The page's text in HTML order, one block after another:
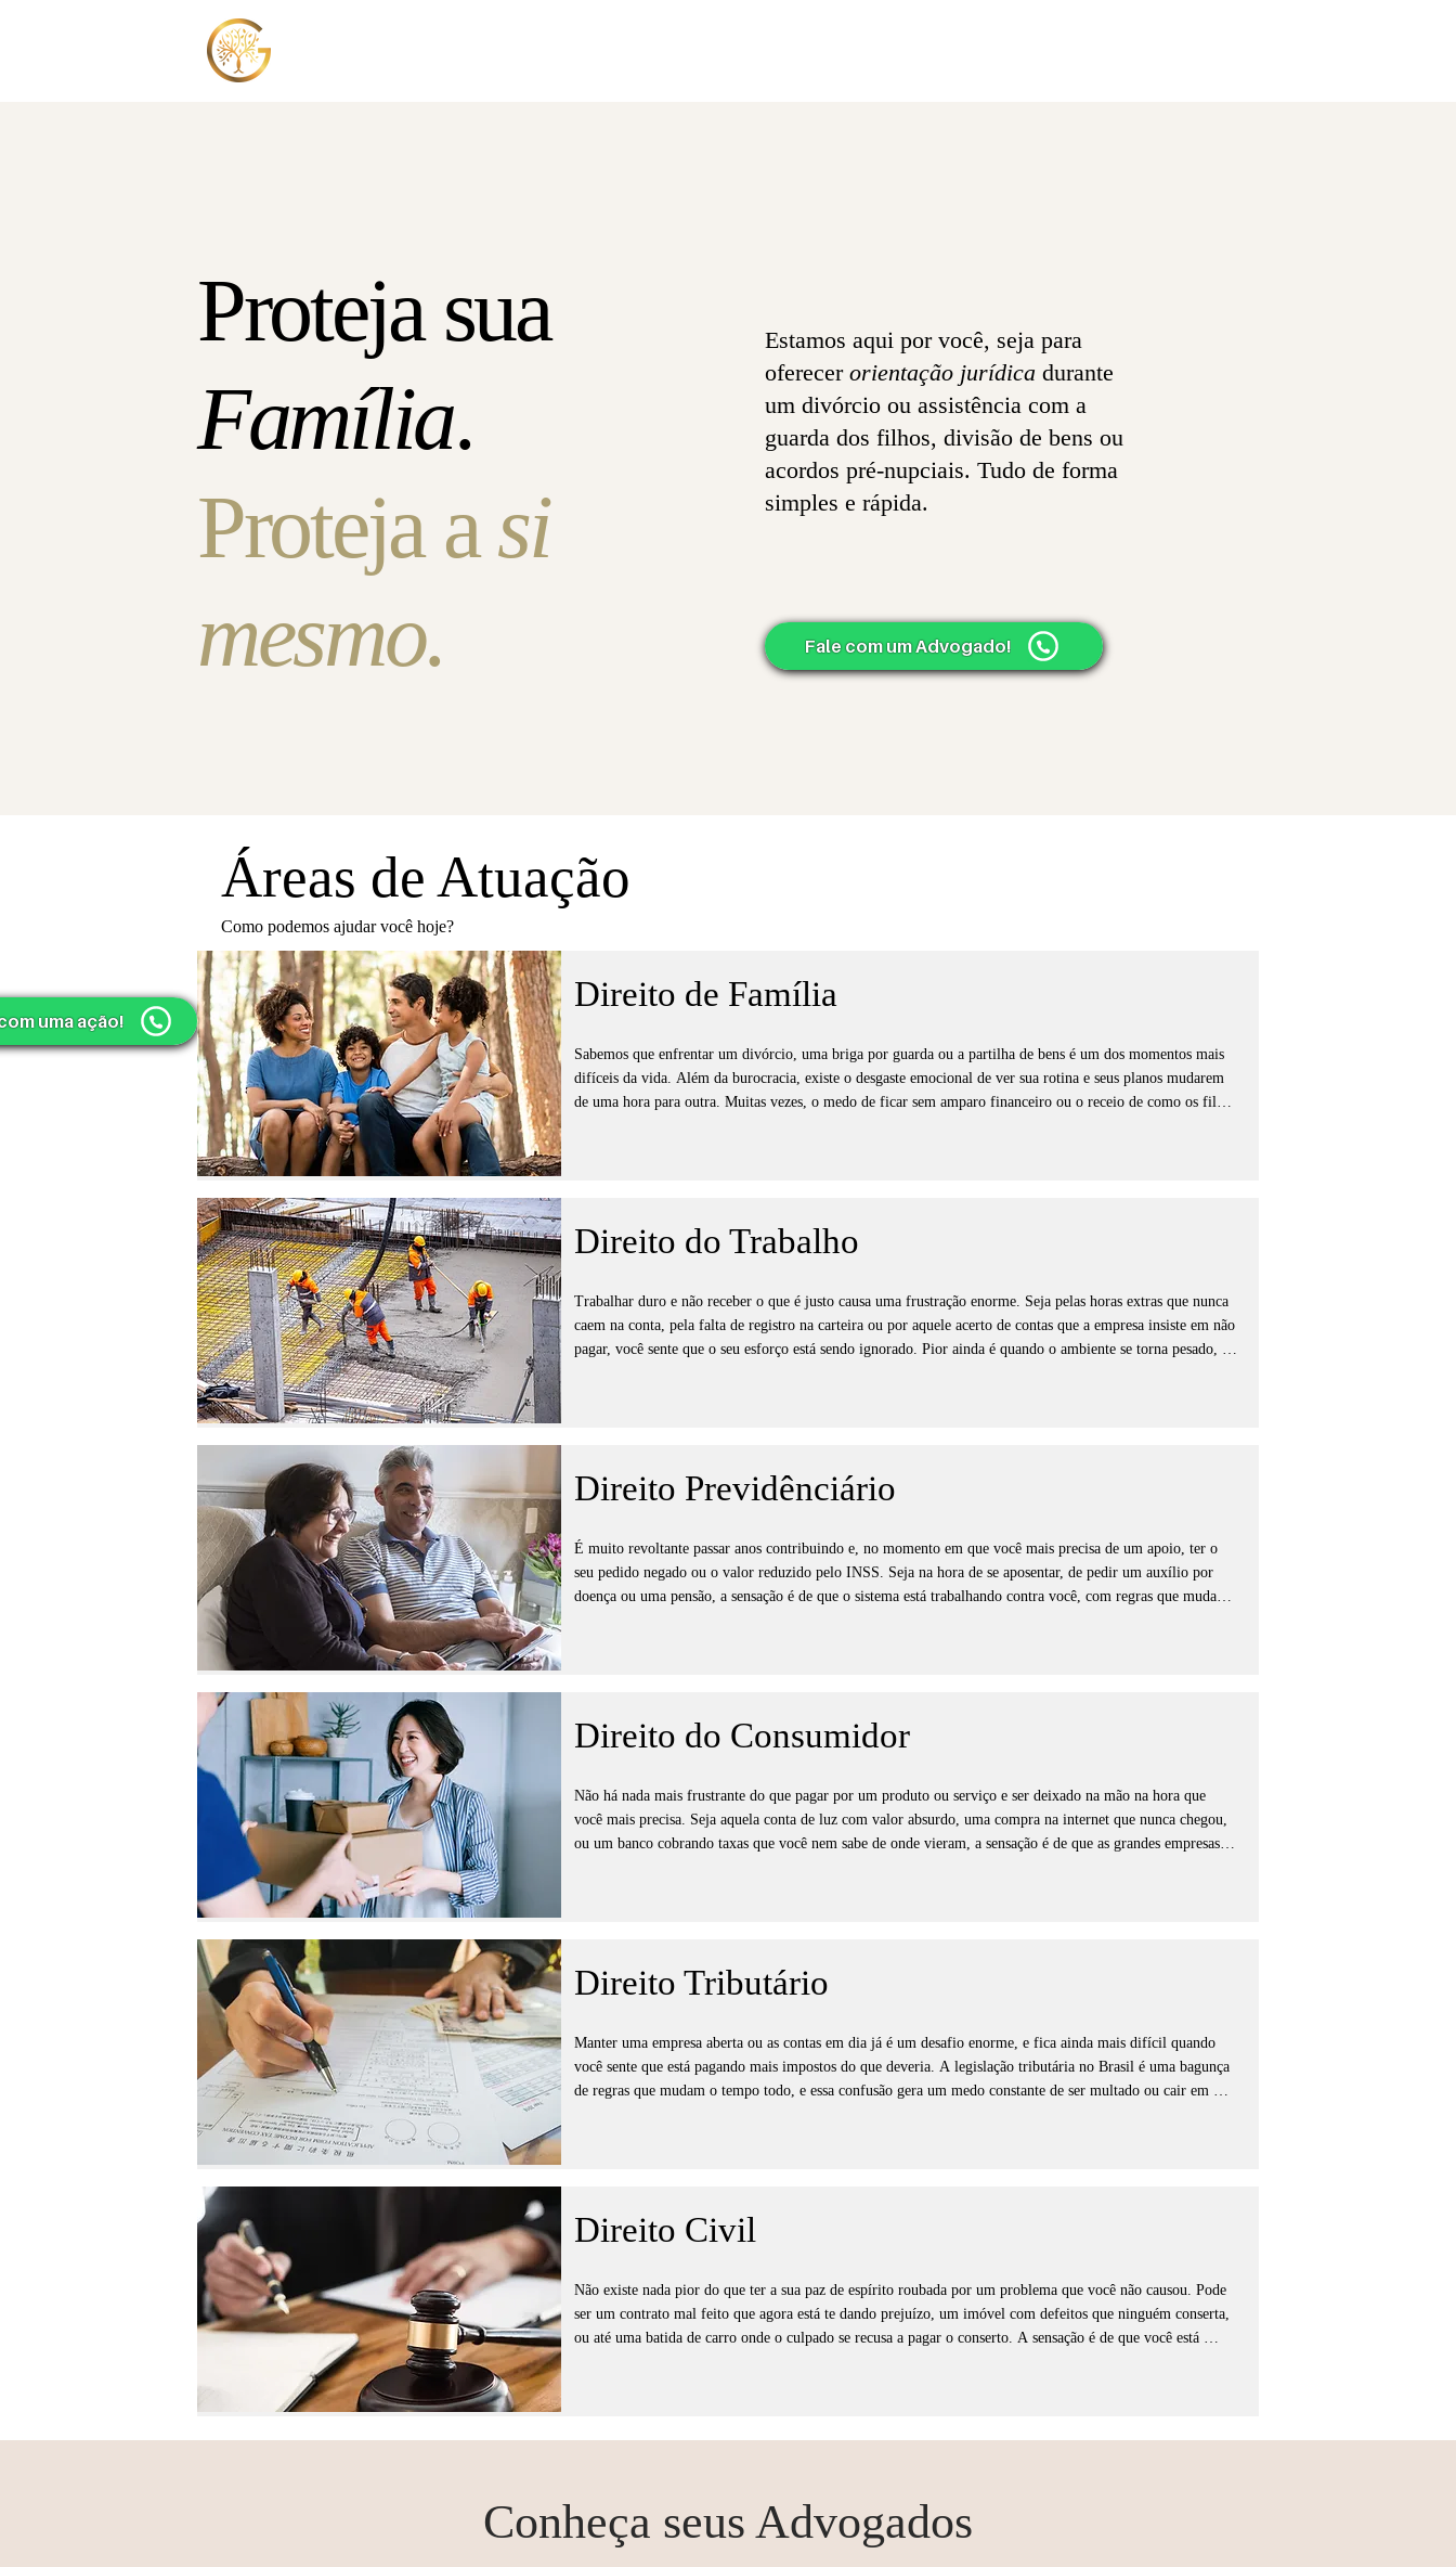
Proteja sua
Família.
Proteja asi
mesmo.
Fale com um Advogado!
Estamos aqui por você, seja para
oferecer orientação jurídica durante
um divórcio ou assistência com a
guarda dos filhos, divisão de bens ou
acordos pré-nupciais. Tudo de forma
simples e rápida.
Áreas de Atuação
Como podemos ajudar você hoje?
uma ação!
Direito de Família
Sabemos que enfrentar um divórcio, uma briga por guarda ou a partilha de bens é um dos momentos mais
difíceis da vida. Além da burocracia, existe o desgaste emocional de ver sua rotina e seus planos mudarem
de uma hora para outra. Muitas vezes, o medo de ficar sem amparo financeiro ou o receio de como os filhos
reconstruir sua vida. Trabalhamos para que a pensão seja justa, para que a convivência com os filhos seja
das exigências da outra parte; nós estamos aqui para ser a sua voz e garantir que seus direitos e sua paz de
espírito sejam a prioridade absoluta.
Direito do Trabalho
Trabalhar duro e não receber o que é justo causa uma frustração enorme. Seja pelas horas extras que nunca
caem na conta, pela falta de registro na carteira ou por aquele acerto de contas que a empresa insiste em não
pagar, você sente que o seu esforço está sendo ignorado. Pior ainda é quando o ambiente se torna pesado,
complicações ou juridiquês difícil de entender. Não deixe para depois, pois o tempo para correr atrás desses
devolvendo a tranquilidade que você merece para seguir em frente na sua carreira.
Direito Previdênciário
É muito revoltante passar anos contribuindo e, no momento em que você mais precisa de um apoio, ter o
seu pedido negado ou o valor reduzido pelo INSS. Seja na hora de se aposentar, de pedir um auxílio por
doença ou uma pensão, a sensação é de que o sistema está trabalhando contra você, com regras que mudam
sozinho. Conferimos cada período trabalhado, cada documento médico e cada detalhe do seu histórico para
aceite um "não" como resposta final e nem se perca em aplicativos complicados; nossa missão é destravar o
seu benefício e garantir que o dinheiro chegue logo na sua mão, trazendo a tranquilidade que você e sua
família merecem.
Direito do Consumidor
Não há nada mais frustrante do que pagar por um produto ou serviço e ser deixado na mão na hora que
você mais precisa. Seja aquela conta de luz com valor absurdo, uma compra na internet que nunca chegou,
ou um banco cobrando taxas que você nem sabe de onde vieram, a sensação é de que as grandes empresas
essas dores cobrando indenizações por danos morais, cancelando cobranças indevidas e garantindo que você
tentando falar com robôs de atendimento; nós assumimos a briga para que você tenha justiça e seja tratado
com o respeito que todo consumidor merece.
Direito Tributário
Manter uma empresa aberta ou as contas em dia já é um desafio enorme, e fica ainda mais difícil quando
você sente que está pagando mais impostos do que deveria. A legislação tributária no Brasil é uma bagunça
de regras que mudam o tempo todo, e essa confusão gera um medo constante de ser multado ou cair em
pessoal. Nosso trabalho é analisar suas contas para identificar impostos pagos a mais e buscar a recuperação
da lei. Você não precisa enfrentar o fisco sozinho ou viver com medo de dívidas inesperadas; nós trazemos a
estratégia necessária para você parar de perder dinheiro e focar no que realmente importa: o sucesso do seu
negócio.
Direito Civil
Não existe nada pior do que ter a sua paz de espírito roubada por um problema que você não causou. Pode
ser um contrato mal feito que agora está te dando prejuízo, um imóvel com defeitos que ninguém conserta,
ou até uma batida de carro onde o culpado se recusa a pagar o conserto. A sensação é de que você está
entramos em ação para cobrar o que te devem ou desfazer uma injustiça. Seja para garantir uma
indenização, resolver um conflito de vizinhança ou organizar um contrato seguro, nós cuidamos de toda a
parte burocrática e judicial para você. Você não precisa carregar esse peso sozinho; nós trazemos a
Conheça seus Advogados